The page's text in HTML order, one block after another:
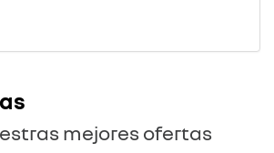
mejores ofertas